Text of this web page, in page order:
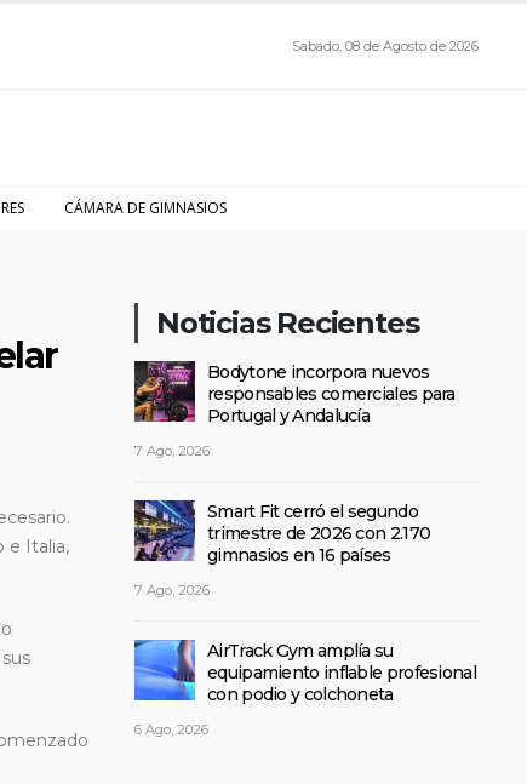
Sabado, 08 de Agosto de 2026
CÁMARA DE GIMNASIOS
e Italia,
Noticias Recientes
Bodytone incorpora nuevos
responsables comerciales para
Portugal y Andalucía
7 Ago, 2026
Smart Fit cerró el segundo
trimestre de 2026 con 2.170
gimnasios en 16 países
7 Ago, 2026
AirTrack Gym amplía su
equipamiento inflable profesional
con podio y colchoneta
6 Ago, 2026